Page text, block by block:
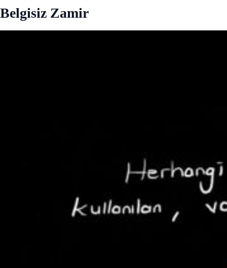
Belgisiz Zamir